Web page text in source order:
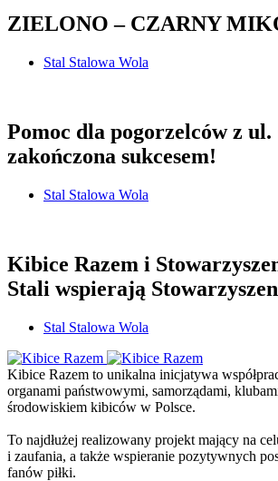
ZIELONO – CZARNY
Stal Stalowa Wola
Pomoc dla pogorzelców z
zakończona sukcesem!
Stal Stalowa Wola
Kibice Razem i
Stali wspierają
Stal Stalowa Wola
Kibice Razem to unikalna inicjatywa
organami państwowymi, samorządami,
środowiskiem kibiców w Polsce.
To najdłużej realizowany projekt mający na
i zaufania, a także wspieranie pozytywnych
fanów piłki.